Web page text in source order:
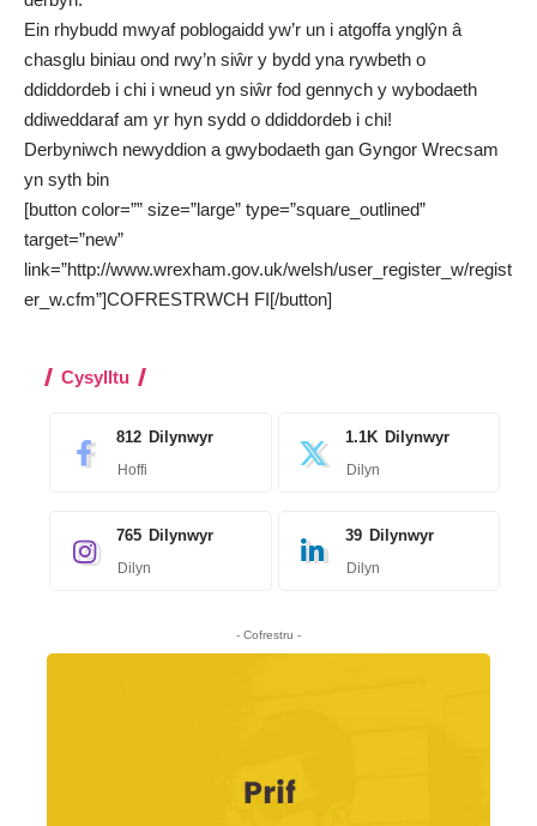
Ein rhybudd mwyaf poblogaidd yw’r un i atgoffa ynglŷn â
chasglu biniau ond rwy’n siŵr y bydd yna rywbeth o
ddiddordeb i chi i wneud yn siŵr fod gennych y wybodaeth
ddiweddaraf am yr hyn sydd o ddiddordeb i chi!
Derbyniwch newyddion a gwybodaeth gan Gyngor Wrecsam
yn syth bin
[button color=”” size=”large” type=”square_outlined”
target=”new”
link=”http://www.wrexham.gov.uk/welsh/user_register_w/regist
er_w.cfm”]COFRESTRWCH FI[/button]
Cysylltu
812 Dilynwyr
Hoffi
1.1K Dilynwyr
Dilyn
765 Dilynwyr
Dilyn
39 Dilynwyr
Dilyn
- Cofrestru -